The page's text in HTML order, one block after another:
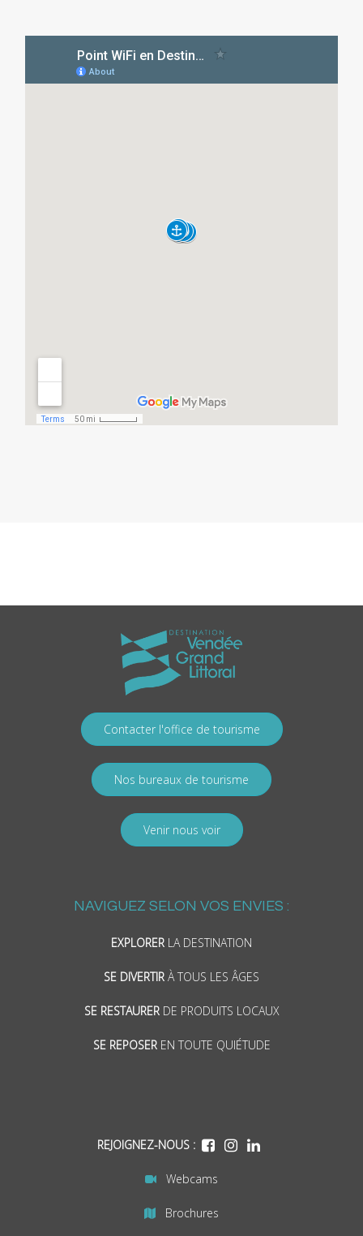
Contacter l'office de tourisme
Nos bureaux de tourisme
Venir nous voir
NAVIGUEZ SELON VOS ENVIES :
EXPLORER LA DESTINATION
SE DIVERTIR À TOUS LES ÂGES
SE RESTAURERDE PRODUITS LOCAUX
SE REPOSEREN TOUTE QUIÉTUDE
REJOIGNEZ-NOUS :
Webcams
Brochures